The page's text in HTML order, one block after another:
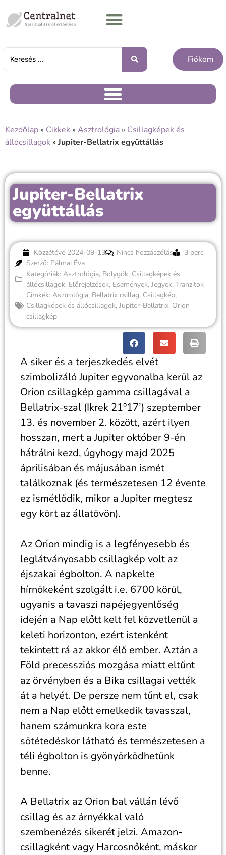
Fiókom
Kezdőlap » Cikkek » Asztrológia » Csillagképek és
állócsillagok » Jupiter-Bellatrix együttállás
Jupiter-Bellatrix
együttállás
Közzétéve 2024-09-13 Nincs hozzászólás
3 perc
Szerző: Pálmai Éva
Kategóriák: Asztrológia, Bolygók, Csillagképek és
állócsillagok, Előrejelzések, Események, Jegyek, Tranzitok
Cimkék: Asztrológia, Bellatrix csillag, Csillagkép,
Csillagképek és állócsillagok, Jupiter-Bellatrix, Orion
csillagkép
A siker és a terjeszkedés elvét
szimbolizáló Jupiter egyvonalba kerül az
Orion csillagkép gamma csillagával a
Bellatrix-szal (Ikrek 21°17’) szeptember
13. és november 2. között, azért ilyen
hosszan, mert a Jupiter október 9-én
hátrálni kezd, úgyhogy majd 2025
áprilisában és májusában ismét
találkoznak (és természetesen 12 évente
ez ismétlődik, mikor a Jupiter megtesz
egy kört az állatövön).
Az Orion mindig is a legfényesebb és
leglátványosabb csillagkép volt az
éjszakai égbolton. A napkelte
hírnökeként szolgált i.e. 6700 körül,
ugyanis a tavaszi napéjegyenlőség
idején a Nap előtt kelt fel közvetlenül a
keleti horizonton, ezért istenként
tekintett rá az akkor élő ember. Aztán a
Föld precessziós mozgása miatt eltűnt
az örvényben és a Bika csillagai vették
át a helyét. De persze nem tűnt el, csak
nem a Nap előtt emelkedik tavasszal,
hanem számunkra kora este
sötétedéskor látható és természetesen a
téli égbolton is gyönyörködhetünk
benne.
A Bellatrix az Orion bal vállán lévő
csillag és az árnyékkal való
szembenézés sikerét jelzi. Amazon-
csillagként vagy Harcosnőként, máskor